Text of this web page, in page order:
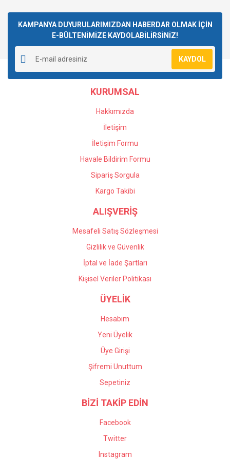
Yorum Yaz
Ürün resmi kalitesiz, bozuk veya görüntülenemiyor.
Ürün açıklamasında eksik bilgiler bulunuyor.
Ürün bilgilerinde hatalar bulunuyor.
Ürün fiyatı diğer sitelerden daha pahalı.
Bu ürüne benzer farklı alternatifler olmalı.
Gönder
KAMPANYA DUYURULARIMIZDAN HABERDAR OLMAK İÇİN
E-BÜLTENİMİZE KAYDOLABİLİRSİNİZ!
KAYDOL
KURUMSAL
Hakkımızda
İletişim
İletişim Formu
Havale Bildirim Formu
Sipariş Sorgula
Kargo Takibi
ALIŞVERİŞ
Mesafeli Satış Sözleşmesi
Gizlilik ve Güvenlik
İptal ve İade Şartları
Kişisel Veriler Politikası
ÜYELİK
Hesabım
Yeni Üyelik
Üye Girişi
Şifremi Unuttum
Sepetiniz
BİZİ TAKİP EDİN
Facebook
Twitter
Instagram